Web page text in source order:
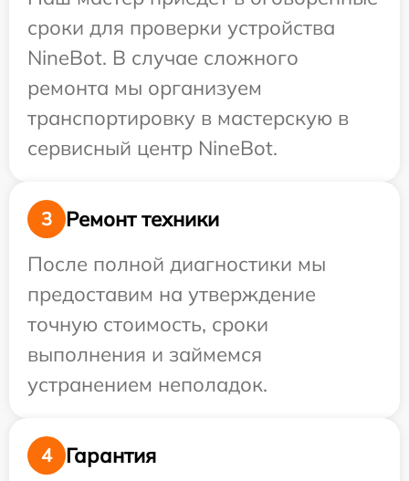
сроки для проверки устройства
NineBot. В случае сложного
ремонта мы организуем
транспортировку в мастерскую в
сервисный центр NineBot.
3
Ремонт техники
После полной диагностики мы
предоставим на утверждение
точную стоимость, сроки
выполнения и займемся
устранением неполадок.
4 Гарантия